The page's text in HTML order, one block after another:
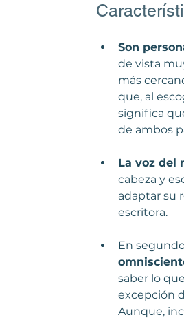
Son
de vista
más
que, al
significa
de ambos
La voz del
cabeza y
adaptar su
escritora.
En
saber lo
excepción
Aunque,